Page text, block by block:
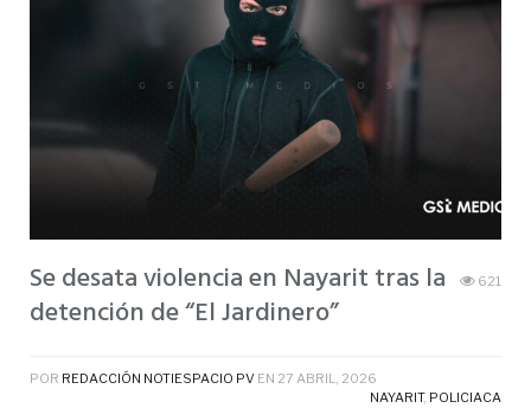
Se desata violencia en Nayarit tras la
detención de “El Jardinero”
621
POR REDACCIÓN NOTIESPACIO PV EN 27 ABRIL, 2026
NAYARIT, POLICIACA